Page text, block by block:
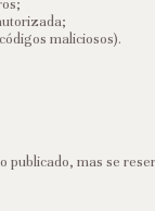
maliciosos).
publicado, mas se